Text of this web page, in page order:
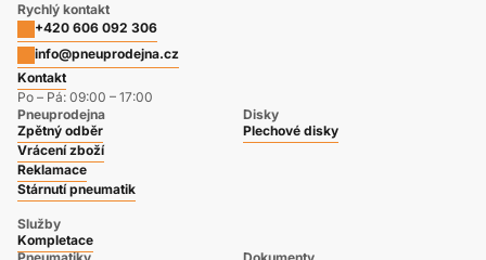
Rychlý kontakt
+420 606 092 306
info@pneuprodejna.cz
Kontakt
Po – Pá: 09:00 – 17:00
Pneuprodejna
Zpětný odběr
Vrácení zboží
Reklamace
Stárnutí pneumatik
Služby
Kompletace
Disky
Plechové disky